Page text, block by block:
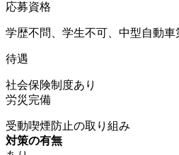
応募資格
学歴不問、学生不可、中型自動
待遇
社会保険制度あり
労災完備
受動喫煙防止の取り組み
対策の有無